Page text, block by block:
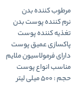
مرطوب کننده بدن
نرم کننده پوست بدن
تغذیه کننده پوست
پاکسازی عمیق پوست
دارای فرمولاسیون ملایم
مناسب انواع پوست
حجم : 500 میلی لیتر